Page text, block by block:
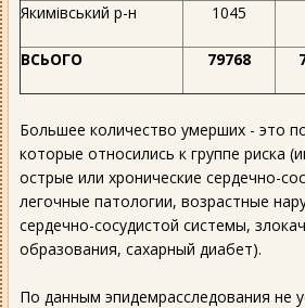
Якимівський р-н 1045
ВСЬОГО 79768
Большее количество умерших - это
которые относились к группе риска
острые или хронические сердечно-
легочные патологии, возрастные
сердечно-сосудистой системы,
образования, сахарный диабет).
По данным эпидемрасследования не